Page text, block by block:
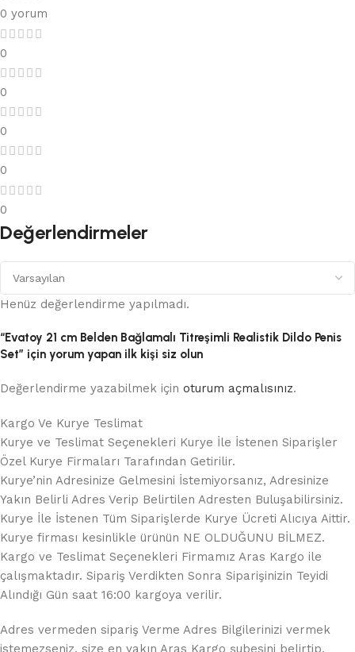
0 yorum
0
0
0
0
0
Değerlendirmeler
Henüz değerlendirme yapılmadı.
“Evatoy 21 cm Belden Bağlamalı Titreşimli Realistik Dildo Penis
Set” için yorum yapan ilk kişi siz olun
Değerlendirme yazabilmek için oturum açmalısınız.
Kargo Ve Kurye Teslimat
Kurye ve Teslimat Seçenekleri Kurye İle İstenen Siparişler
Özel Kurye Firmaları Tarafından Getirilir.
Kurye’nin Adresinize Gelmesini İstemiyorsanız, Adresinize
Yakın Belirli Adres Verip Belirtilen Adresten Buluşabilirsiniz.
Kurye İle İstenen Tüm Siparişlerde Kurye Ücreti Alıcıya Aittir.
Kurye firması kesinlikle ürünün NE OLDUĞUNU BİLMEZ.
Kargo ve Teslimat Seçenekleri Firmamız Aras Kargo ile
çalışmaktadır. Sipariş Verdikten Sonra Siparişinizin Teyidi
Alındığı Gün saat 16:00 kargoya verilir.
Adres vermeden sipariş Verme Adres Bilgilerinizi vermek
istemezseniz, size en yakın Aras Kargo şubesini belirtip,